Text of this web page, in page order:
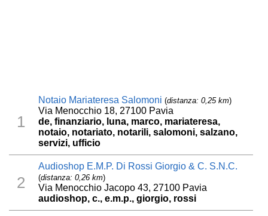
1
Notaio Mariateresa Salomoni (distanza: 0,25 km)
Via Menocchio 18, 27100 Pavia
de, finanziario, luna, marco, mariateresa,
notaio, notariato, notarili, salomoni, salzano,
servizi, ufficio
2
Audioshop E.M.P. Di Rossi Giorgio & C. S.N.C.
(distanza: 0,26 km)
Via Menocchio Jacopo 43, 27100 Pavia
audioshop, c., e.m.p., giorgio, rossi